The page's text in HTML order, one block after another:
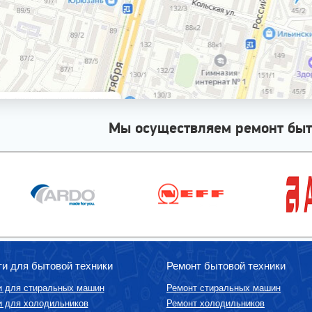
Мы осуществляем ремонт
для бытовой техники
для стиральных машин
для холодильников
Ремонт бытовой техники
Ремонт стиральных машин
Ремонт холодильников